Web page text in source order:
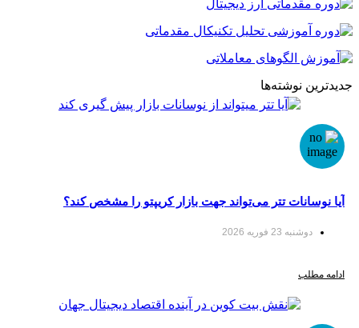
نوشته‌ها
تتر می‌تواند جهت بازار کریپتو را مشخص کند؟